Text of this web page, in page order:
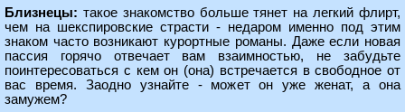
Близнецы: такое знакомство больше тянет на легкий флирт,
чем на шекспировские страсти - недаром именно под этим
знаком часто возникают курортные романы. Даже если новая
пассия горячо отвечает вам взаимностью, не забудьте
поинтересоваться с кем он (она) встречается в свободное от
вас время. Заодно узнайте - может он уже женат, а она
замужем?